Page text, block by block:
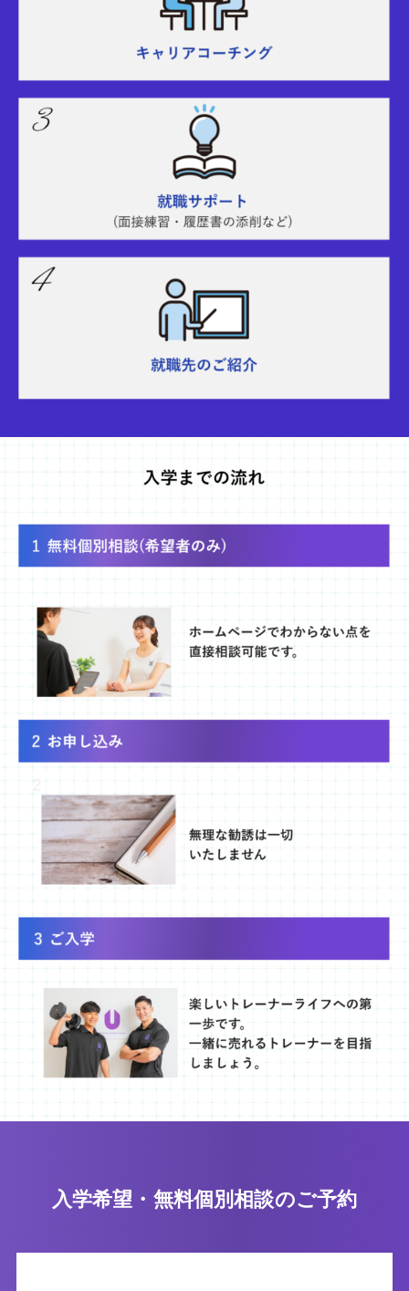
入学希望・無料個別相談のご予約